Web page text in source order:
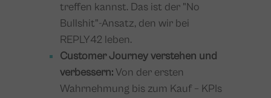
treffen kannst. Das ist der "No
Bullshit"-Ansatz, den wir bei
REPLY42 leben.
Customer Journey verstehen und
verbessern:Von der ersten
Wahrnehmung bis zum Kauf – KPIs